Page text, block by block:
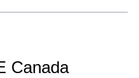
Canada